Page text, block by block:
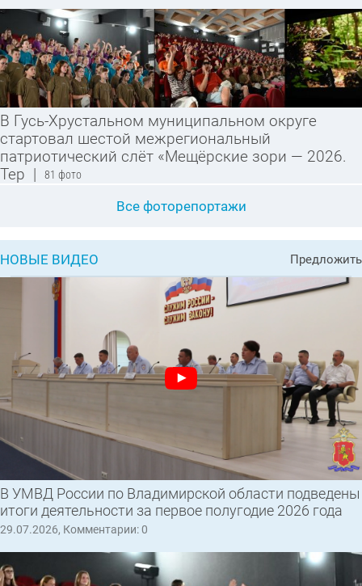
В Гусь-Хрустальном муниципальном округе
стартовал шестой межрегиональный
патриотический слёт «Мещёрские зори — 2026.
Тер | 81 фото
Все фоторепортажи
НОВЫЕ ВИДЕО Предложить
В УМВД России по Владимирской области подведены
итоги деятельности за первое полугодие 2026 года
29.07.2026, Комментарии: 0